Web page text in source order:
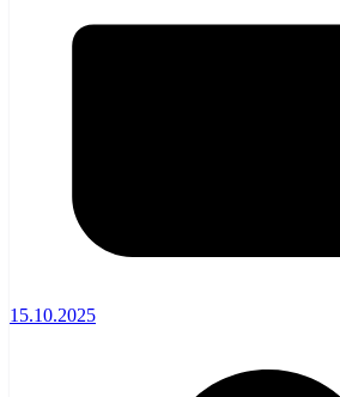
15.10.2025